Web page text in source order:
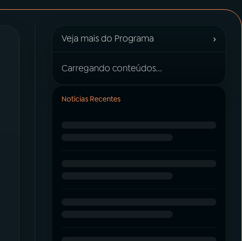
Veja mais do Programa ›
Carregando conteúdos...
Notícias Recentes